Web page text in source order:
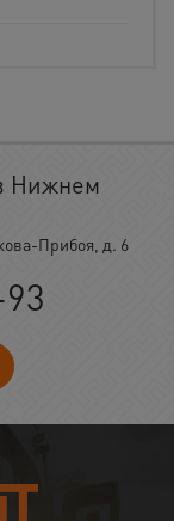
Нижнем
Прибоя, д. 6